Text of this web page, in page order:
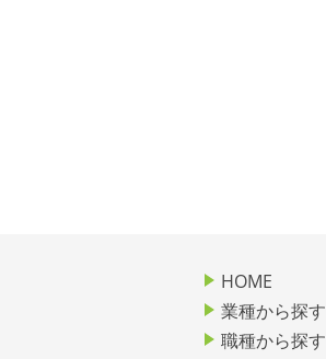
HOME
業種から探す
職種から探す